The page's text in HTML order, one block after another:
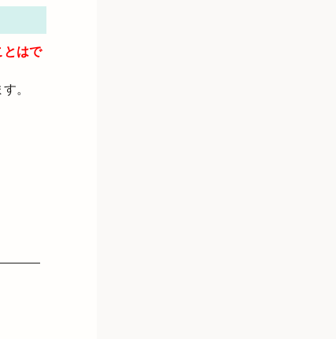
とはで
。